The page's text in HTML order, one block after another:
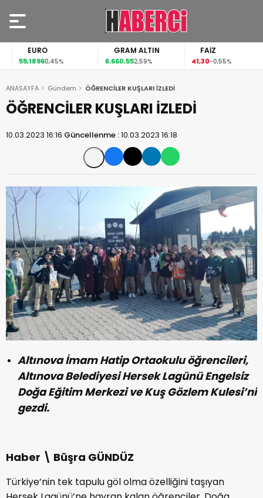
EURO
55,18960,45%
GRAM ALTIN
6.660,552,59%
FAİZ
41,30-0,55%
ANASAYFA Gündem ÖĞRENCİLER KUŞLARI İZLEDİ
ÖĞRENCİLER KUŞLARI İZLEDİ
10.03.2023 16:16 Güncellenme :10.03.2023 16:18
Altınova İmam Hatip Ortaokulu öğrencileri,
Altınova Belediyesi Hersek Lagünü Engelsiz
Doğa Eğitim Merkezi ve Kuş Gözlem Kulesi’ni
gezdi.
Haber \ Büşra GÜNDÜZ
Türkiye’nin tek tapulu göl olma özelliğini taşıyan